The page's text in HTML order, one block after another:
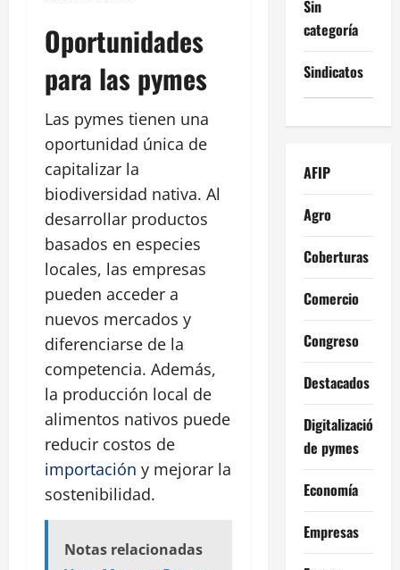
Oportunidades
para las pymes
Las pymes tienen una
oportunidad única de
capitalizar la
biodiversidad nativa. Al
desarrollar productos
basados en especies
locales, las empresas
pueden acceder a
nuevos mercados y
diferenciarse de la
competencia. Además,
la producción local de
alimentos nativos puede
reducir costos de
importación y mejorar la
sostenibilidad.
Notas relacionadas
Sin
categoría
Sindicatos
AFIP
Agro
Coberturas
Comercio
Congreso
Destacados
Digitalización
de pymes
Economía
Empresas